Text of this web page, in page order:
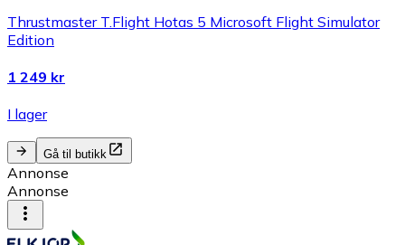
Thrustmaster T.Flight Hotas 5 Microsoft Flight Simulator
Edition
1 249 kr
I lager
Gå til butikk
Annonse
Annonse